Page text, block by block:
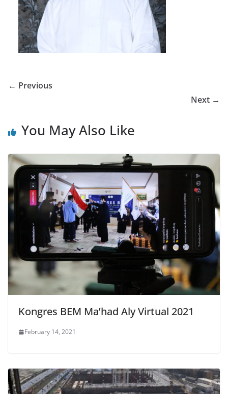
← Previous
Next →
You May Also Like
Kongres BEM Ma’had Aly Virtual 2021
February 14, 2021